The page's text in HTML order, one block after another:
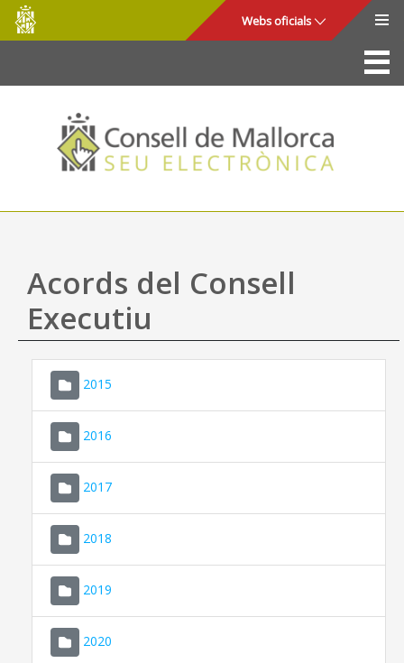
Salta al contingut principal
Consell
de
Mallorca
Webs oficials
La Seu
Consell de Mallorca
Accés i seguretat
Utilitats
Ajuda
Acords del Consell
Executiu
2015
2016
2017
2018
2019
2020